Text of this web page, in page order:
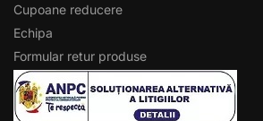
Cupoane reducere
Echipa
Formular retur produse